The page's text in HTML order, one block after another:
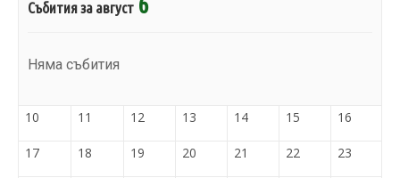
Събития за август
Няма събития
10 11 12 13 14 15 16
17 18 19 20 21 22 23